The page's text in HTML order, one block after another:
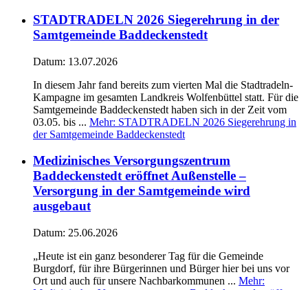
STADTRADELN 2026 Siegerehrung in der
Samtgemeinde Baddeckenstedt
Datum: 13.07.2026
In diesem Jahr fand bereits zum vierten Mal die Stadtradeln-
Kampagne im gesamten Landkreis Wolfenbüttel statt. Für die
Samtgemeinde Baddeckenstedt haben sich in der Zeit vom
03.05. bis ... Mehr: STADTRADELN 2026 Siegerehrung in
der Samtgemeinde Baddeckenstedt
Medizinisches Versorgungszentrum
Baddeckenstedt eröffnet Außenstelle –
Versorgung in der Samtgemeinde wird
ausgebaut
Datum: 25.06.2026
„Heute ist ein ganz besonderer Tag für die Gemeinde
Burgdorf, für ihre Bürgerinnen und Bürger hier bei uns vor
Ort und auch für unsere Nachbarkommunen ... Mehr: